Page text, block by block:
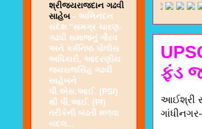
ફંડ
આઈશ્રી
શ્રીજયરાજદાન ગઢવી
સાહેબ - અભિનંદન
સંદેશ "સમગ્ર ચારણ-
ગઢવી સમાજનું ગૌરવ
અને કર્મનિષ્ઠ પોલીસ
અધિકારી, આદરણીય
જયરાજસિંહ ગઢવી
સાહેબને
પી.એસ.આઈ. (PSI)
થી પી.આઈ. (PI)
તરીકેની બઢતી મળવા
બદલ...